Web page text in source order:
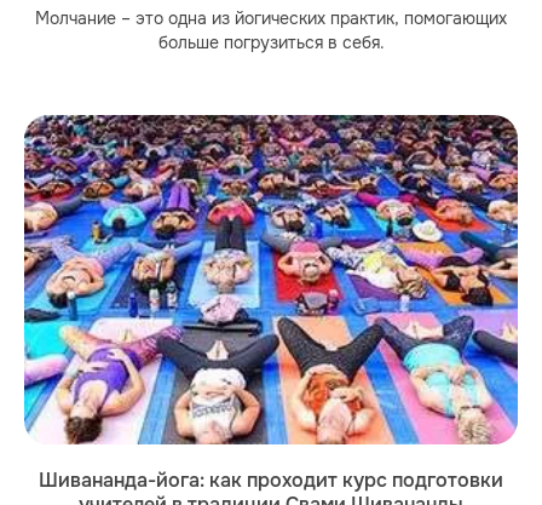
Молчание – это одна из йогических практик, помогающих
больше погрузиться в себя.
Шивананда-йога: как проходит курс подготовки